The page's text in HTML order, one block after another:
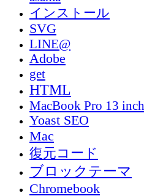
インストール
SVG
LINE@
Adobe
get
HTML
MacBook Pro 13 inch
Yoast SEO
Mac
復元コード
ブロックテーマ
Chromebook